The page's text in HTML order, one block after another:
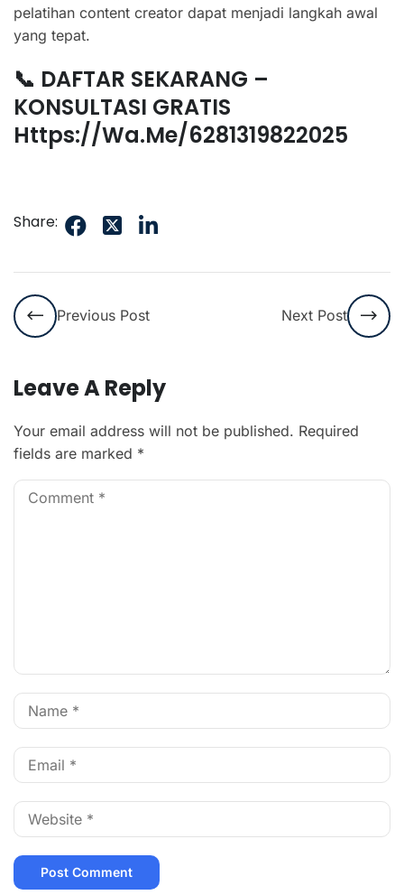
pelatihan content creator dapat menjadi langkah awal
yang tepat.
📞 DAFTAR SEKARANG –
KONSULTASI GRATIS
Https://wa.me/6281319822025
Share:
Previous Post Next Post
Leave A Reply
Your email address will not be published. Required
fields are marked *